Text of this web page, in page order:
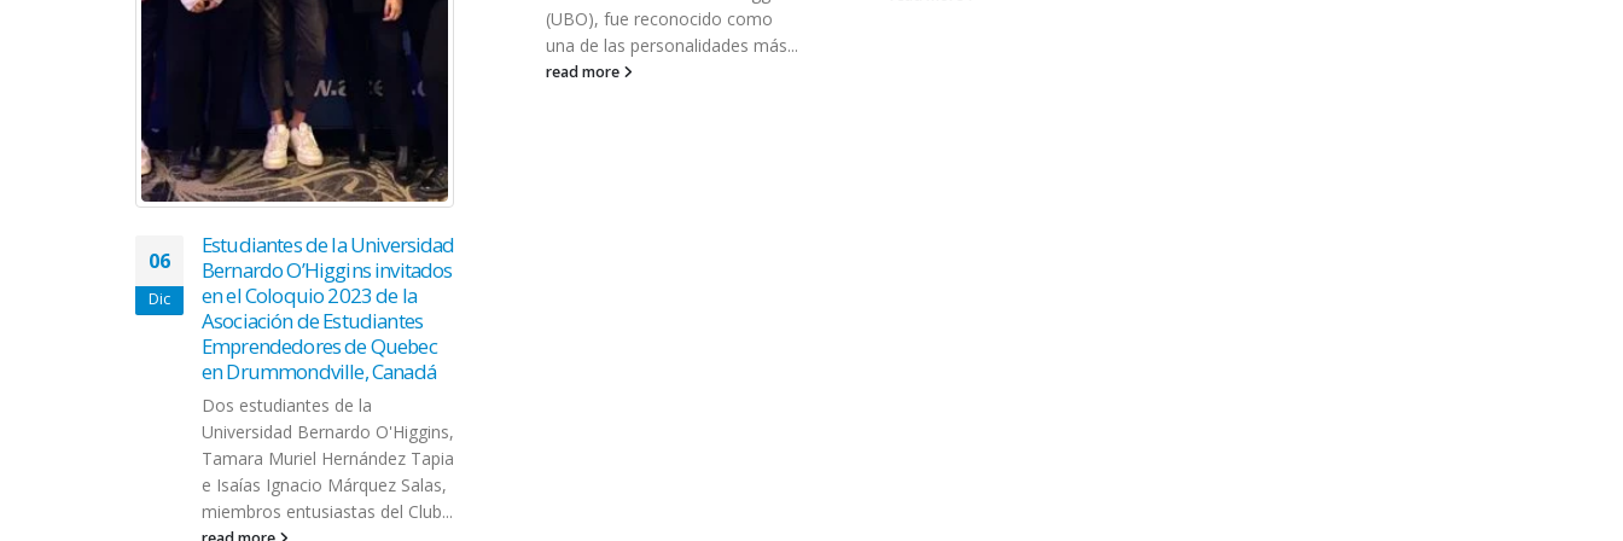
06
Dic
Estudiantes de la Universidad
Bernardo O’Higgins invitados
en el Coloquio 2023 de la
Asociación de Estudiantes
Emprendedores de Quebec
en Drummondville, Canadá
Dos estudiantes de la
Universidad Bernardo O'Higgins,
Tamara Muriel Hernández Tapia
e Isaías Ignacio Márquez Salas,
miembros entusiastas del Club...
(UBO), fue reconocido como
una de las personalidades más...
read more